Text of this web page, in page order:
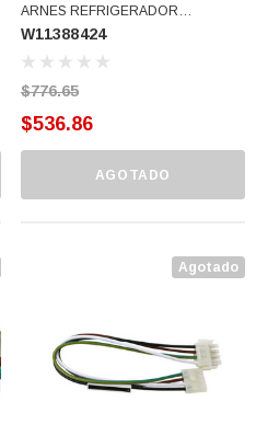
ARNES REFRIGERADOR
MONARCA (W11388424)
W11388424
$776.65
$536.86
AGOTADO
Agotado